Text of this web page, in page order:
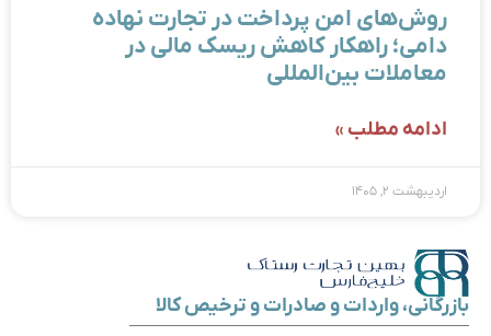
روش‌های امن پرداخت در تجارت نهاده
دامی؛ راهکار کاهش ریسک مالی در
معاملات بین‌المللی
ادامه مطلب »
اردیبهشت ۲, ۱۴۰۵
بازرگانی، واردات و صادرات و ترخیص کالا